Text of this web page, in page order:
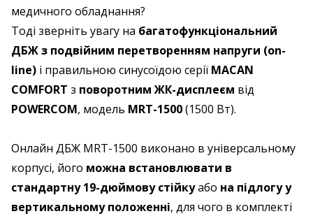
медичного обладнання?
Тоді зверніть увагу на багатофункціональний
ДБЖ з подвійним перетворенням напруги (on-
line) і правильною синусоїдою серії MACAN
COMFORT з поворотним ЖК-дисплеєм від
POWERCOM, модель MRT-1500(1500 Вт).
Онлайн ДБЖ MRT-1500 виконано в універсальному
корпусі, його можна встановлювати в
стандартну 19-дюймову стійкуабо на підлогу у
вертикальному положенні, для чого в комплекті